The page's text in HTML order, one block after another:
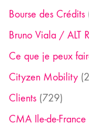
Bourse des Crédits
Bruno Viala / ALT
Ce que je peux
Cityzen Mobility
Clients (729)
CMA Ile-de-France